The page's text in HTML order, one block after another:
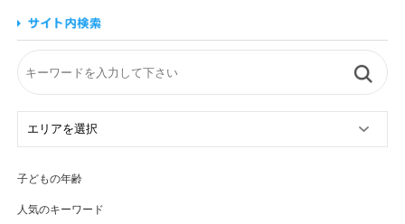
子どもの年齢
人気のキーワード